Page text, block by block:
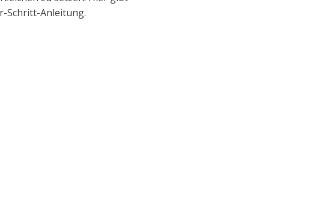
Schritt-Anleitung.